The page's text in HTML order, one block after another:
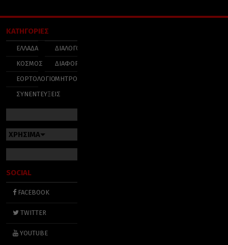
ΚΑΤΗΓΟΡΙΕΣ
ΕΛΛΑΔΑ
ΚΟΣΜΟΣ
ΕΟΡΤΟΛΟΓΙΟ
ΣΥΝΕΝΤΕΥΞΕΙΣ
ΔΙΑΛΟΓΟΣ
ΔΙΑΦΟΡΑ
ΜΗΤΡΟΠΟΛΕΙΣ
ΧΡΗΣΙΜΑ
SOCIAL
FACEBOOK
TWITTER
YOUTUBE